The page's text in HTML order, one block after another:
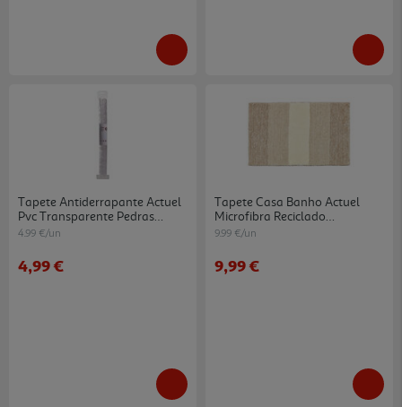
Tapete Antiderrapante Actuel
Pvc Transparente Pedras
52x54cm
4.99 €/un
4,99 €
Tapete Casa Banho Actuel
Microfibra Reciclado
Bege/branco 50x80cm
9.99 €/un
9,99 €